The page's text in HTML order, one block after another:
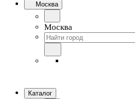
Москва
Москва
Каталог